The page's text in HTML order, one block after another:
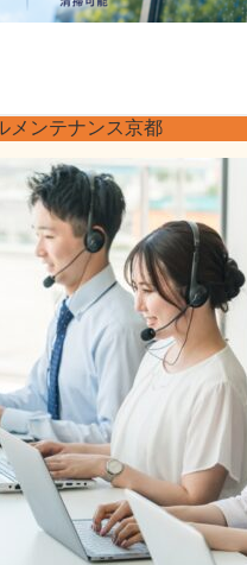
メンテナンス京都